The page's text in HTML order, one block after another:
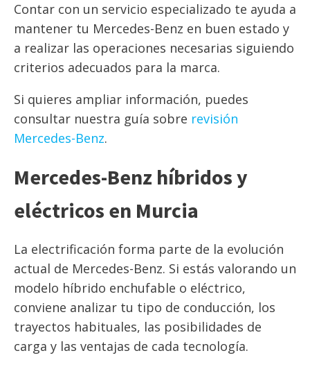
Contar con un servicio especializado te ayuda a
mantener tu Mercedes-Benz en buen estado y
a realizar las operaciones necesarias siguiendo
criterios adecuados para la marca.
Si quieres ampliar información, puedes
consultar nuestra guía sobre revisión
Mercedes-Benz.
Mercedes-Benz híbridos y
eléctricos en Murcia
La electrificación forma parte de la evolución
actual de Mercedes-Benz. Si estás valorando un
modelo híbrido enchufable o eléctrico,
conviene analizar tu tipo de conducción, los
trayectos habituales, las posibilidades de
carga y las ventajas de cada tecnología.